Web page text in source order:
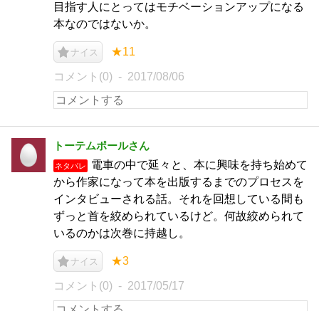
目指す人にとってはモチベーションアップになる
本なのではないか。
ナイス ★11
コメント(0) 2017/08/06
トーテムポールさん
ネタバレ
電車の中で延々と、本に興味を持ち始めて
から作家になって本を出版するまでのプロセスを
インタビューされる話。それを回想している間も
ずっと首を絞められているけど。何故絞められて
いるのかは次巻に持越し。
ナイス ★3
コメント(0) 2017/05/17